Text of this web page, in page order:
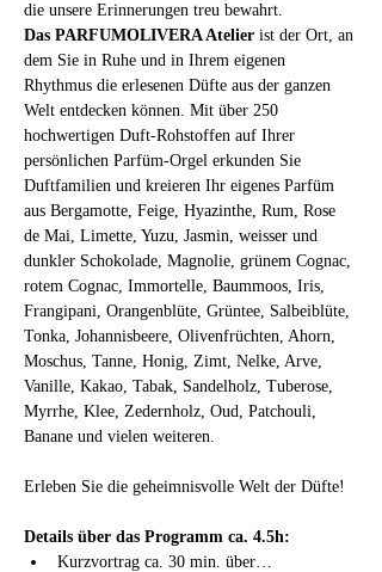
die unsere Erinnerungen treu bewahrt.
Das PARFUMOLIVERA Atelier ist der Ort, an
dem Sie in Ruhe und in Ihrem eigenen
Rhythmus die erlesenen Düfte aus der ganzen
Welt entdecken können. Mit über 250
hochwertigen Duft-Rohstoffen auf Ihrer
persönlichen Parfüm-Orgel erkunden Sie
Duftfamilien und kreieren Ihr eigenes Parfüm
aus Bergamotte, Feige, Hyazinthe, Rum, Rose
de Mai, Limette, Yuzu, Jasmin, weisser und
dunkler Schokolade, Magnolie, grünem Cognac,
rotem Cognac, Immortelle, Baummoos, Iris,
Frangipani, Orangenblüte, Grüntee, Salbeiblüte,
Tonka, Johannisbeere, Olivenfrüchten, Ahorn,
Moschus, Tanne, Honig, Zimt, Nelke, Arve,
Vanille, Kakao, Tabak, Sandelholz, Tuberose,
Myrrhe, Klee, Zedernholz, Oud, Patchouli,
Banane und vielen weiteren.
Erleben Sie die geheimnisvolle Welt der Düfte!
Details über das Programm ca. 4.5h:
Kurzvortrag ca. 30 min. über…